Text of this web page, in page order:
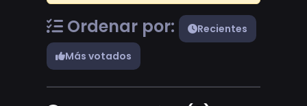
Ordenar por:
Recientes
Más votados